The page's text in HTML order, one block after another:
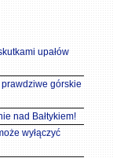
upałów
górskie
nad Bałtykiem!
wyłączyć